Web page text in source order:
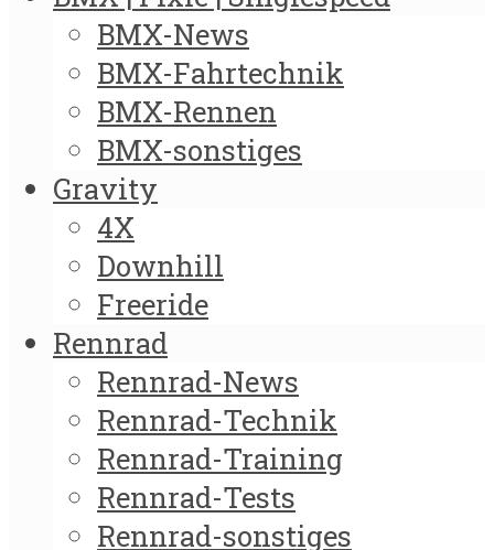
BMX-News
BMX-Fahrtechnik
BMX-Rennen
BMX-sonstiges
Gravity
4X
Downhill
Freeride
Rennrad
Rennrad-News
Rennrad-Technik
Rennrad-Training
Rennrad-Tests
Rennrad-sonstiges